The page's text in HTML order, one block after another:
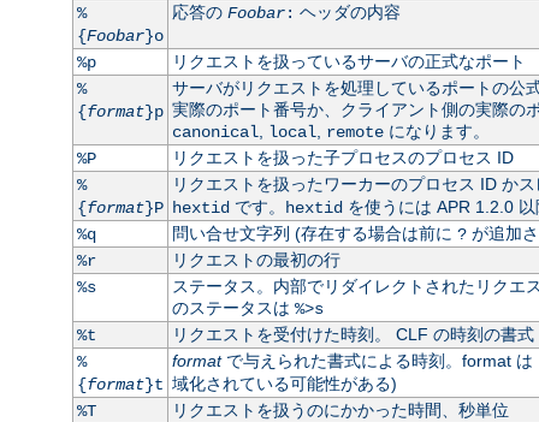
%
{Foobar}o
応答の Foobar: ヘッダの内容
%p
リクエストを扱っているサーバの正式なポート
%
{format}p
サーバがリクエストを処理しているポートの公
実際のポート番号か、クライアント側の実際の
canonical local remoteになります。
%P
リクエストを扱った子プロセスのプロセス ID
%
{format}P
リクエストを扱ったワーカーのプロセス ID か
hextidです。 hextidを使うには APR 1.2.0 以
%q
問い合せ文字列 (存在する場合は前に ?が追加
%r
リクエストの最初の行
%s
ステータス。内部でリダイレクトされたリク
のステータスは %>s
%t
リクエストを受付けた時刻。 CLF の時刻の書
%
{format}t
formatで与えられた書式による時刻。format は
域化されている可能性がある)
%T
リクエストを扱うのにかかった時間、秒単位